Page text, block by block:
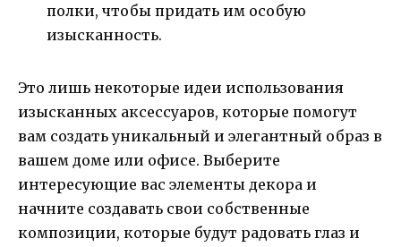
полки, чтобы придать им особую
изысканность.
Это лишь некоторые идеи использования
изысканных аксессуаров, которые помогут
вам создать уникальный и элегантный образ в
вашем доме или офисе. Выберите
интересующие вас элементы декора и
начните создавать свои собственные
композиции, которые будут радовать глаз и